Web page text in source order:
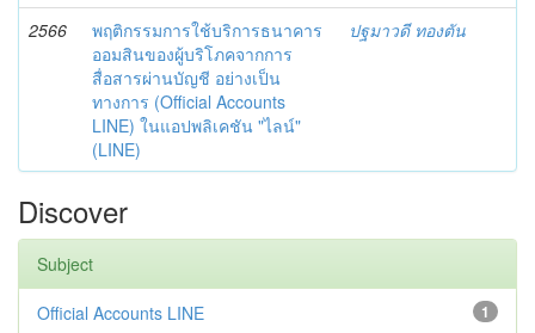
2566
พฤติกรรมการใช้บริการธนาคาร
ออมสินของผู้บริโภคจากการ
สื่อสารผ่านบัญชี อย่างเป็น
ทางการ (Official Accounts
LINE) ในแอปพลิเคชัน "ไลน์"
(LINE)
ปฐมาวดี ทองตัน
Discover
Subject
1
Official Accounts LINE